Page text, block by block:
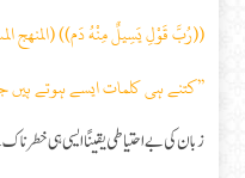
((رُبَّ قَوْلِ يَسِيلٌ مِنْهُ دَم)) (المنهج
’’کتنے ہی کلمات ایسے ہوتے
زبان کی بے احتیاطی یقینًا ایسی ہی